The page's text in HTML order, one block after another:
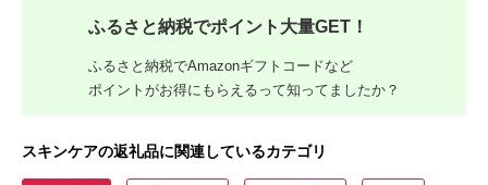
ふるさと納税でポイント大量GET！
ふるさと納税でAmazonギフトコードなど
ポイントがお得にもらえるって知ってましたか？
スキンケアの返礼品に関連しているカテゴリ